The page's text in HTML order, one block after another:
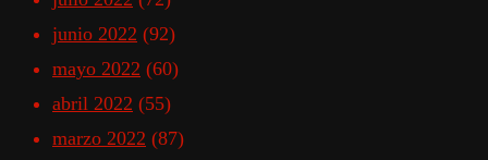
junio 2022 (92)
mayo 2022 (60)
abril 2022 (55)
marzo 2022 (87)